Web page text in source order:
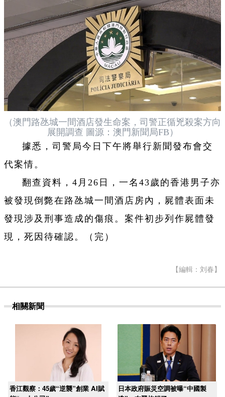
（澳門路氹城一間酒店發生命案，司警正循兇殺案方向
展開調查 圖源：澳門新聞局FB）
據悉，司警局今日下午將舉行新聞發布會交
代案情。
翻查資料，4月26日，一名43歲的香港男子亦
被發現倒斃在路氹城一間酒店房內，屍體表面未
發現涉及刑事造成的傷痕。案件初步列作屍體發
現，死因待確認。（完）
【編輯：刘春】
相關新聞
香江觀察：45歲“逆襲”創業 AI賦
日本政府賑災空調被曝“中國製